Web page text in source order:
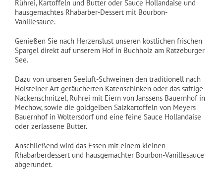
Rührei, Kartoffeln und Butter oder Sauce Hollandaise und
hausgemachtes Rhabarber-Dessert mit Bourbon-
Vanillesauce.
Genießen Sie nach Herzenslust unseren köstlichen frischen
Spargel direkt auf unserem Hof in Buchholz am Ratzeburger
See.
Dazu von unseren Seeluft-Schweinen den traditionell nach
Holsteiner Art geräucherten Katenschinken oder das saftige
Nackenschnitzel, Rührei mit Eiern von Janssens Bauernhof in
Mechow, sowie die goldgelben Salzkartoffeln von Meyers
Bauernhof in Woltersdorf und eine feine Sauce Hollandaise
oder zerlassene Butter.
Anschließend wird das Essen mit einem kleinen
Rhabarberdessert und hausgemachter Bourbon-Vanillesauce
abgerundet.